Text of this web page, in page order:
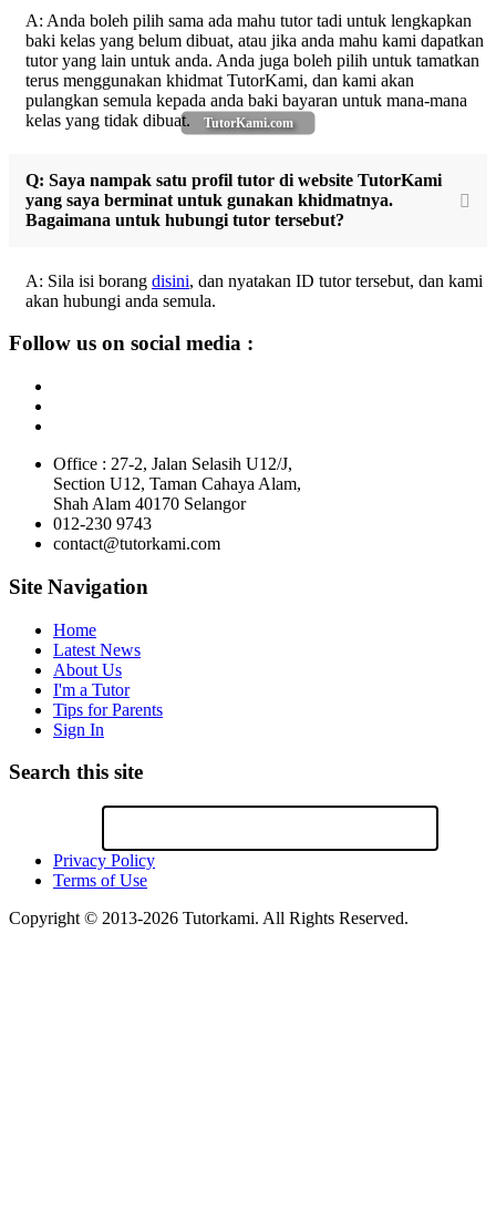
TutorKami.com
A: Anda boleh pilih sama ada mahu tutor tadi untuk lengkapkan
baki kelas yang belum dibuat, atau jika anda mahu kami dapatkan
tutor yang lain untuk anda. Anda juga boleh pilih untuk tamatkan
terus menggunakan khidmat TutorKami, dan kami akan
pulangkan semula kepada anda baki bayaran untuk mana-mana
kelas yang tidak dibuat.
Q: Saya nampak satu profil tutor di website TutorKami
yang saya berminat untuk gunakan khidmatnya.
Bagaimana untuk hubungi tutor tersebut?
A: Sila isi borang disini, dan nyatakan ID tutor tersebut, dan kami
akan hubungi anda semula.
Follow us on social media :
Office : 27-2, Jalan Selasih U12/J,
Section U12, Taman Cahaya Alam,
Shah Alam 40170 Selangor
012-230 9743
contact@tutorkami.com
Site Navigation
Home
Latest News
About Us
I'm a Tutor
Tips for Parents
Sign In
Search this site
Privacy Policy
Terms of Use
Copyright © 2013-2026 Tutorkami. All Rights Reserved.